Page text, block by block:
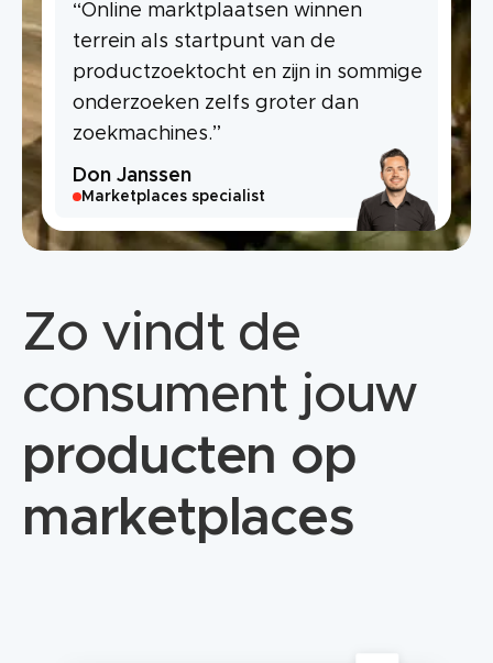
“Online marktplaatsen winnen
terrein als startpunt van de
productzoektocht en zijn in sommige
onderzoeken zelfs groter dan
zoekmachines.”
Don Janssen
Marketplaces specialist
Zo vindt de
consument jouw
producten op
marketplaces